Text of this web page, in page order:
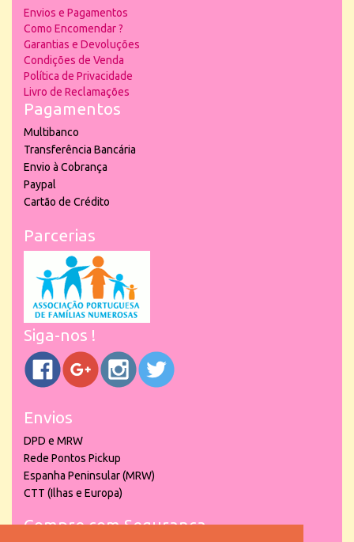
Envios e Pagamentos
Como Encomendar ?
Garantias e Devoluções
Condições de Venda
Política de Privacidade
Livro de Reclamações
Pagamentos
Multibanco
Transferência Bancária
Envio à Cobrança
Paypal
Cartão de Crédito
Parcerias
Siga-nos !
Envios
DPD e MRW
Rede Pontos Pickup
Espanha Peninsular (MRW)
CTT (Ilhas e Europa)
Compre com Segurança